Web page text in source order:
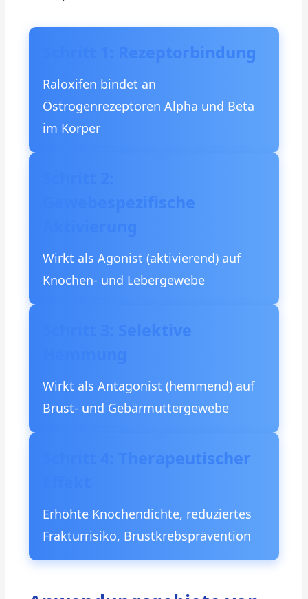
Schritt 1: Rezeptorbindung
Raloxifen bindet an
Östrogenrezeptoren Alpha und Beta
im Körper
Gewebespezifische
Wirkt als Agonist (aktivierend) auf
Knochen- und Lebergewebe
Schritt 3: Selektive
Wirkt als Antagonist (hemmend) auf
Brust- und Gebärmuttergewebe
Schritt 4: Therapeutischer
Erhöhte Knochendichte, reduziertes
Frakturrisiko, Brustkrebsprävention